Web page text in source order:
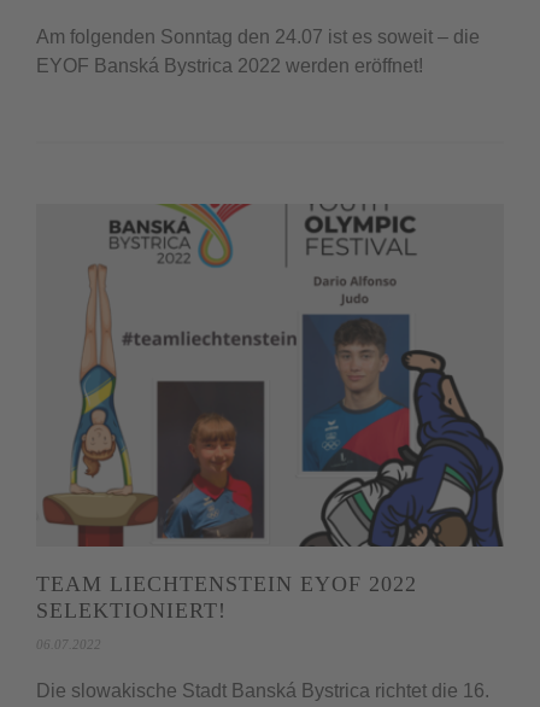
Am folgenden Sonntag den 24.07 ist es soweit – die
EYOF Banská Bystrica 2022 werden eröffnet!⁠
TEAM LIECHTENSTEIN EYOF 2022
SELEKTIONIERT!
06.07.2022
Die slowakische Stadt Banská Bystrica richtet die 16.